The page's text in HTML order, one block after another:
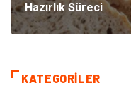
Hazırlık Süreci
KATEGORILER